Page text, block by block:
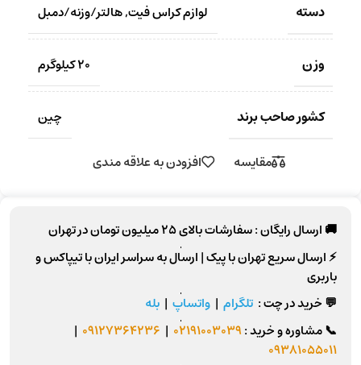
دسته لوازم کراس فیت,هالتر/وزنه/دمبل
وزن 20 کیلوگرم
کشور صاحب برند چین
مقایسه افزودن به علاقه مندی
🚚 ارسال رایگان :سفارشات بالای25 میلیون تومان
در تهران
⚡ارسال سریع تهرانبا پیک |ارسال به سراسر ایرانبا تیپاکس و
باربری
💬 خرید در چت : تلگرام | واتساپ | بله
📞مشاوره و خرید :02191003039
|
09127364236
|
09381055011